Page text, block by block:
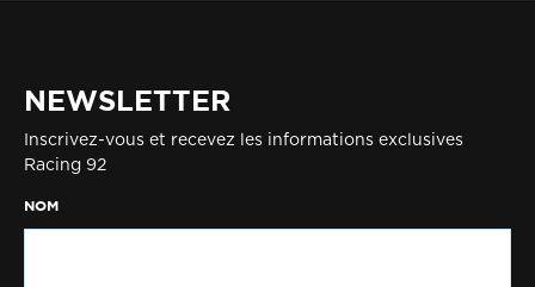
NEWSLETTER
Inscrivez-vous et recevez les informations exclusives
Racing 92
NOM